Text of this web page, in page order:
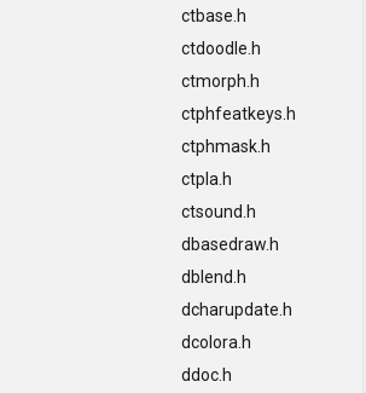
ctbase.h
ctdoodle.h
ctmorph.h
ctphfeatkeys.h
ctphmask.h
ctpla.h
ctsound.h
dbasedraw.h
dblend.h
dcharupdate.h
dcolora.h
ddoc.h